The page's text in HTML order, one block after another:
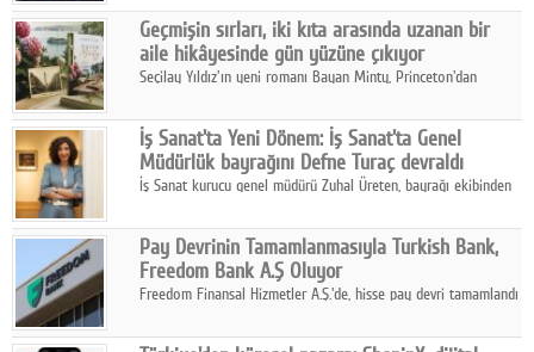
biri konumunda.
Geçmişin sırları, iki kıta arasında uzanan bir
aile hikâyesinde gün yüzüne çıkıyor
Seçilay Yıldız'ın yeni romanı Bayan Minty, Princeton'dan
katmanlı bir aile hikâyesi anlatıyor.
İş Sanat'ta Yeni Dönem: İş Sanat'ta Genel
Müdürlük bayrağını Defne Turaç devraldı
İş Sanat kurucu genel müdürü Zuhal Üreten, bayrağı ekibinden
Pay Devrinin Tamamlanmasıyla Turkish Bank,
Freedom Bank A.Ş Oluyor
Freedom Finansal Hizmetler A.Ş.'de, hisse pay devri tamamlandı
Turkish Bank'ın ticaret unvanının “Freedom Bank A.Ş.” olmasına